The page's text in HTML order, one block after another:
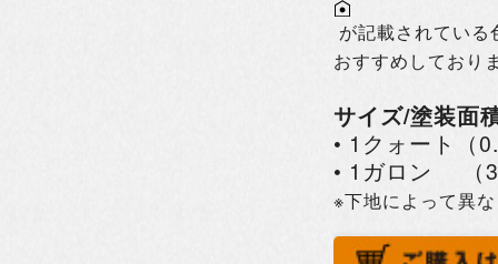
が記載されてい
おすすめしており
サイズ/塗装面
• 1クォート（
• 1ガロン （
※下地によって異